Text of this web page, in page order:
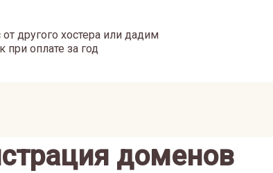
другого хостера или дадим
при оплате за год
доменов